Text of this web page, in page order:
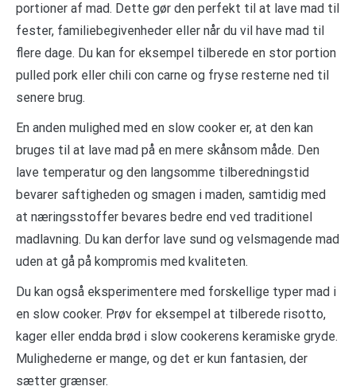
portioner af mad. Dette gør den perfekt til at lave mad til
fester, familiebegivenheder eller når du vil have mad til
flere dage. Du kan for eksempel tilberede en stor portion
pulled pork eller chili con carne og fryse resterne ned til
senere brug.
En anden mulighed med en slow cooker er, at den kan
bruges til at lave mad på en mere skånsom måde. Den
lave temperatur og den langsomme tilberedningstid
bevarer saftigheden og smagen i maden, samtidig med
at næringsstoffer bevares bedre end ved traditionel
madlavning. Du kan derfor lave sund og velsmagende mad
uden at gå på kompromis med kvaliteten.
Du kan også eksperimentere med forskellige typer mad i
en slow cooker. Prøv for eksempel at tilberede risotto,
kager eller endda brød i slow cookerens keramiske gryde.
Mulighederne er mange, og det er kun fantasien, der
sætter grænser.